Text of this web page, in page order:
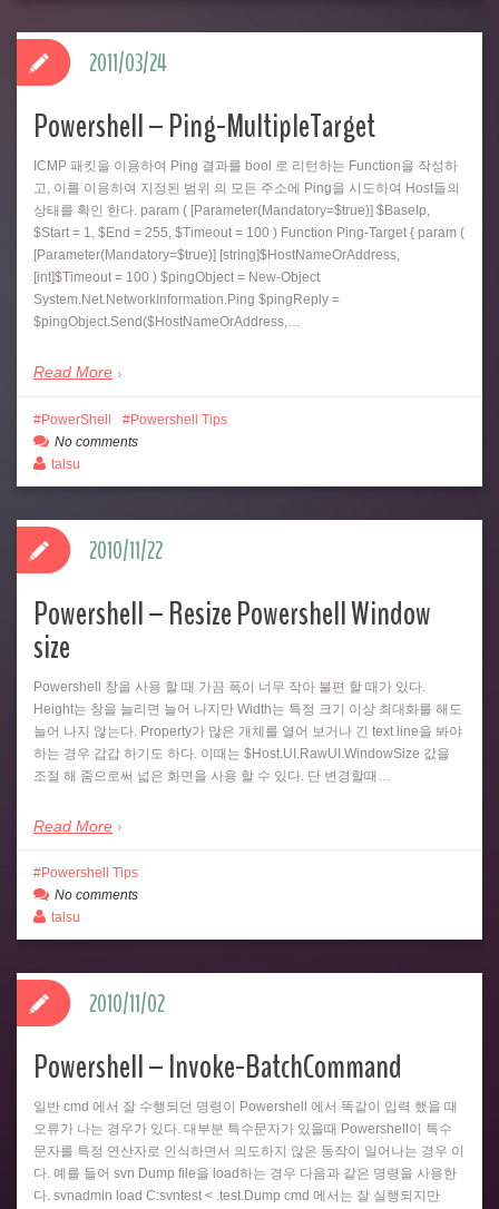
Powershell – Ping-MultipleTarget
ICMP 패킷을 이용하여 Ping 결과를 bool 로 리턴하는 Function을 작성하
고, 이를 이용하여 지정된 범위 의 모든 주소에 Ping을 시도하여 Host들의
상태를 확인 한다. param ( [Parameter(Mandatory=$true)] $BaseIp,
$Start = 1, $End = 255, $Timeout = 100 ) Function Ping-Target { param (
[Parameter(Mandatory=$true)] [string]$HostNameOrAddress,
[int]$Timeout = 100 ) $pingObject = New-Object
System.Net.NetworkInformation.Ping $pingReply =
$pingObject.Send($HostNameOrAddress,…
Read More
2011/03/24
PowerShell
Powershell Tips
No comments
talsu
Powershell – Resize Powershell Window
size
Powershell 창을 사용 할 때 가끔 폭이 너무 작아 불편 할 때가 있다.
Height는 창을 늘리면 늘어 나지만 Width는 특정 크기 이상 최대화를 해도
늘어 나지 않는다. Property가 많은 개체를 열어 보거나 긴 text line을 봐야
하는 경우 갑갑 하기도 하다. 이때는 $Host.UI.RawUI.WindowSize 값을
조절 해 줌으로써 넓은 화면을 사용 할 수 있다. 단 변경할때…
Read More
2010/11/22
Powershell Tips
No comments
talsu
Powershell – Invoke-BatchCommand
일반 cmd 에서 잘 수행되던 명령이 Powershell 에서 똑같이 입력 했을 때
오류가 나는 경우가 있다. 대부분 특수문자가 있을때 Powershell이 특수
문자를 특정 연산자로 인식하면서 의도하지 않은 동작이 일어나는 경우 이
다. 예를 들어 svn Dump file을 load하는 경우 다음과 같은 명령을 사용한
다. svnadmin load C:svntest < .test.Dump cmd 에서는 잘 실행되지만
2010/11/02